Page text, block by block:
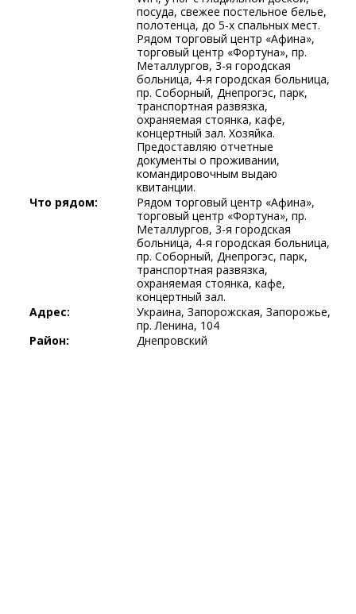
посуда, свежее постельное белье,
полотенца, до 5-x спальных мест.
Рядом торговый центр «Афина»,
торговый центр «Фортуна», пр.
Металлургов, 3-я городская
больница, 4-я городская больница,
пр. Соборный, Днепрогэс, парк,
транспортная развязка,
охраняемая стоянка, кафе,
концертный зал. Хозяйка.
Предоставляю отчетные
документы о проживании,
командировочным выдаю
квитанции.
Что рядом:
Рядом торговый центр «Афина»,
торговый центр «Фортуна», пр.
Металлургов, 3-я городская
больница, 4-я городская больница,
пр. Соборный, Днепрогэс, парк,
транспортная развязка,
охраняемая стоянка, кафе,
концертный зал.
Адрес:
Украина, Запорожская, Запорожье,
пр. Ленина, 104
Район:
Днепровский